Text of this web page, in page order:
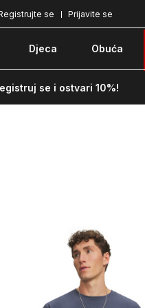
Prijavite se
se
Djeca Obuća
se i ostvari 10%!